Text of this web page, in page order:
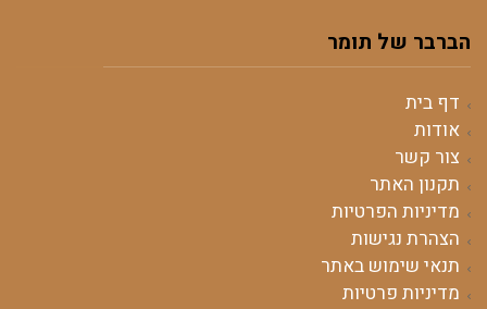
הברבר של תומר
דף בית
אודות
צור קשר
תקנון האתר
מדיניות הפרטיות
הצהרת נגישות
תנאי שימוש באתר
מדיניות פרטיות